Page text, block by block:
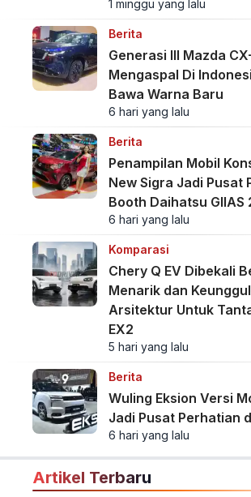
1 minggu yang lalu
Berita
Generasi III Mazda
Mengaspal Di
Bawa Warna Baru
6 hari yang lalu
Berita
Penampilan Mobil
New Sigra Jadi Pusat
Booth Daihatsu GIIAS
6 hari yang lalu
Komparasi
Chery Q EV Dibekali
Menarik dan
Arsitektur Untuk
EX2
5 hari yang lalu
Berita
Wuling Eksion Versi
Jadi Pusat Perhatian
6 hari yang lalu
Artikel Terbaru